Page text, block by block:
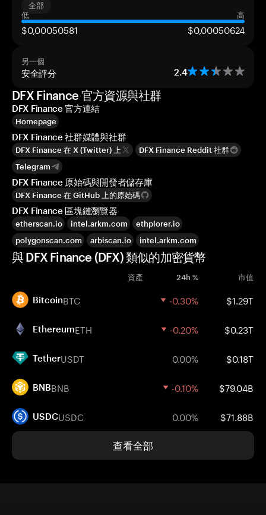
全部
低
高
$0,00050581 $0,00050624
另一個
安全評分 2.4
DFX Finance 官方資源與社群
DFX Finance 官方連結
Homepage
DFX Finance 社群媒體與社群
DFX Finance 在 X (Twitter) 上
DFX Finance Reddit 社群
Telegram
DFX Finance 原始碼與開發者儲存庫
DFX Finance 在 GitHub 上的原始碼
DFX Finance 區塊鏈瀏覽器
etherscan.io intel.arkm.com
ethplorer.io
polygonscan.com
arbiscan.io intel.arkm.com
與 DFX Finance (DFX) 類似的加密貨幣
資產 24h % 市值
BitcoinBTC -0.30% $1.29T
EthereumETH -0.20% $0.23T
TetherUSDT 0.00% $0.18T
BNBBNB -0.10% $79.04B
USDCUSDC 0.00% $71.88B
查看全部